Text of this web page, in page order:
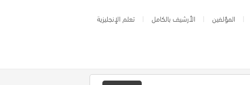
المؤلفين الأرشيف بالكامل تعلم الإنجليزية